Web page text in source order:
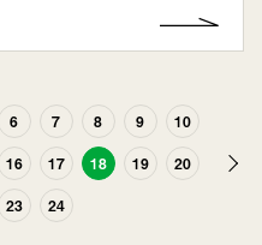
6 7 8 9
10
16 17 18 19
20
23 24
次